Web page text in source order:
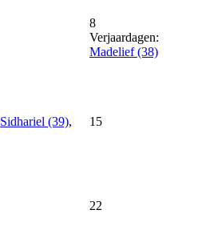
8
Verjaardagen:
Madelief (38)
Sidhariel (39),
15
22